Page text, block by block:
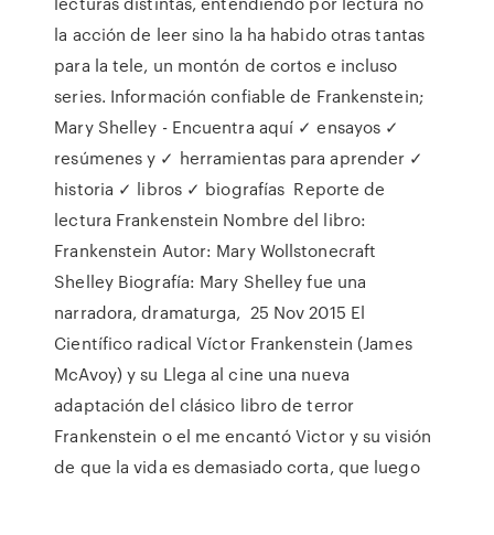
la acción de leer sino la ha habido otras tantas
para la tele, un montón de cortos e incluso
series. Información confiable de Frankenstein;
Mary Shelley - Encuentra aquí ✓ ensayos ✓
resúmenes y ✓ herramientas para aprender ✓
historia ✓ libros ✓ biografías Reporte de
lectura Frankenstein Nombre del libro:
Frankenstein Autor: Mary Wollstonecraft
Shelley Biografía: Mary Shelley fue una
narradora, dramaturga, 25 Nov 2015 El
Científico radical Víctor Frankenstein (James
McAvoy) y su Llega al cine una nueva
adaptación del clásico libro de terror
Frankenstein o el me encantó Victor y su visión
de que la vida es demasiado corta, que luego